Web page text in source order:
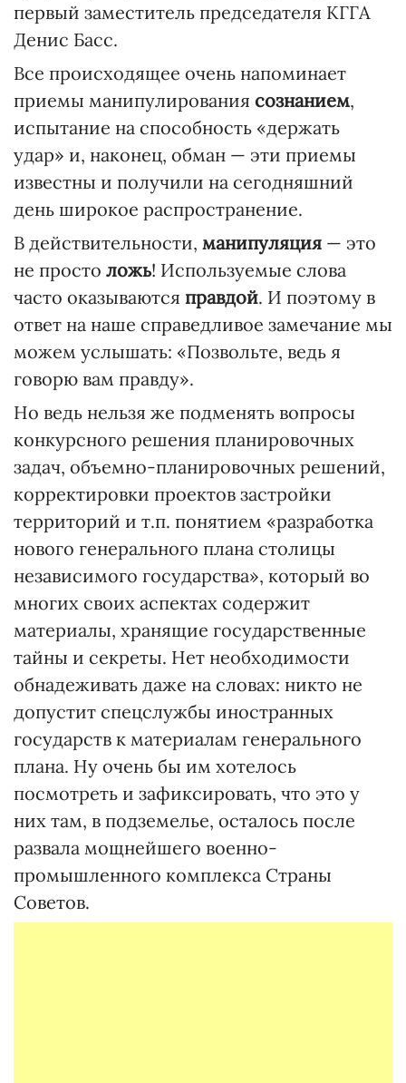
первый заместитель председателя КГГА
Денис Басс.
Все происходящее очень напоминает
приемы манипулирования сознанием,
испытание на способность «держать
удар» и, наконец, обман — эти приемы
известны и получили на сегодняшний
день широкое распространение.
В действительности, манипуляция — это
не просто ложь! Используемые слова
часто оказываются правдой. И поэтому в
ответ на наше справедливое замечание мы
можем услышать: «Позвольте, ведь я
говорю вам правду».
Но ведь нельзя же подменять вопросы
конкурсного решения планировочных
задач, объемно-планировочных решений,
корректировки проектов застройки
территорий и т.п. понятием «разработка
нового генерального плана столицы
независимого государства», который во
многих своих аспектах содержит
материалы, хранящие государственные
тайны и секреты. Нет необходимости
обнадеживать даже на словах: никто не
допустит спецслужбы иностранных
государств к материалам генерального
плана. Ну очень бы им хотелось
посмотреть и зафиксировать, что это у
них там, в подземелье, осталось после
развала мощнейшего военно-
промышленного комплекса Страны
Советов.